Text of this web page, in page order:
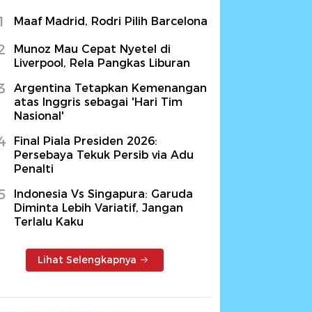
Maaf Madrid, Rodri Pilih Barcelona
Munoz Mau Cepat Nyetel di
Liverpool, Rela Pangkas Liburan
Argentina Tetapkan Kemenangan
atas Inggris sebagai 'Hari Tim
Nasional'
Final Piala Presiden 2026:
Persebaya Tekuk Persib via Adu
Penalti
Indonesia Vs Singapura: Garuda
Diminta Lebih Variatif, Jangan
Terlalu Kaku
Lihat Selengkapnya